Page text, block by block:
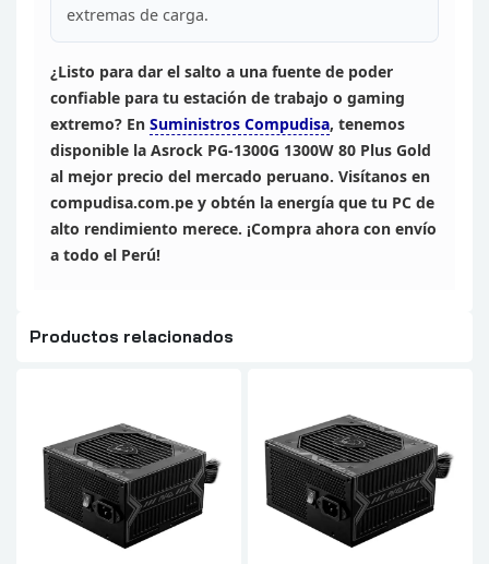
extremas de carga.
¿Listo para dar el salto a una fuente de poder
confiable para tu estación de trabajo o gaming
extremo? En Suministros Compudisa, tenemos
disponible la Asrock PG-1300G 1300W 80 Plus Gold
al mejor precio del mercado peruano. Visítanos en
compudisa.com.pe y obtén la energía que tu PC de
alto rendimiento merece. ¡Compra ahora con envío
a todo el Perú!
Productos relacionados